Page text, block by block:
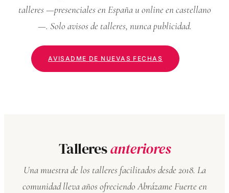
talleres —presenciales en España u online en castellano
—. Solo avisos de talleres, nunca publicidad.
AVISADME DE NUEVAS FECHAS
Talleresanteriores
Una muestra de los talleres facilitados desde 2018. La
comunidad lleva años ofreciendo Abrázame Fuerte en